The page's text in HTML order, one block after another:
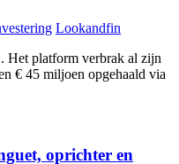
Lookandfin
platform verbrak al zijn
€ 45 miljoen opgehaald via
oprichter en